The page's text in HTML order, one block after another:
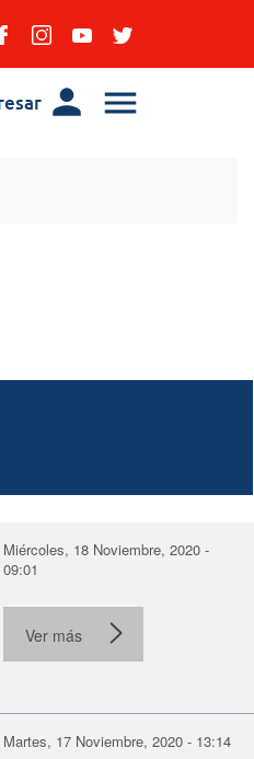
Miércoles, 18 Noviembre, 2020 -
09:01
Ver más
Martes, 17 Noviembre, 2020 - 13:14